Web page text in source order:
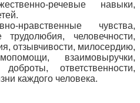
речевые навыки,
нравственные чувства,
трудолюбия, человечности,
отзывчивости, милосердию,
взаимовыручки,
ответственности,
каждого человека.